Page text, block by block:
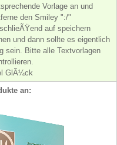
Vorlage an und
den Smiley ":/"
auf speichern
und dann sollte es eigentlich
sein. Bitte alle Textvorlagen
GlÃ¼ck
an: